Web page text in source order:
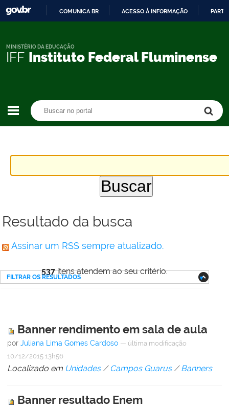
CONTEÚDO
COMUNICA BR ACESSO À INFORMAÇÃO
IFF Instituto Federal Fluminense
MINISTÉRIO DA EDUCAÇÃO
Resultado da busca
Assinar um RSS sempre atualizado.
537itens atendem ao seu critério.
FILTRAR OS RESULTADOS
Banner rendimento em sala de aula
por Juliana Lima Gomes Cardoso — última modificação
10/12/2015 13h56
Localizado em Unidades / Campos Guarus /Banners
Banner resultado Enem